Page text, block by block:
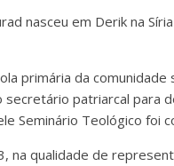
nasceu em Derik na
primária da
patriarcal para
Seminário Teológico foi
na qualidade de